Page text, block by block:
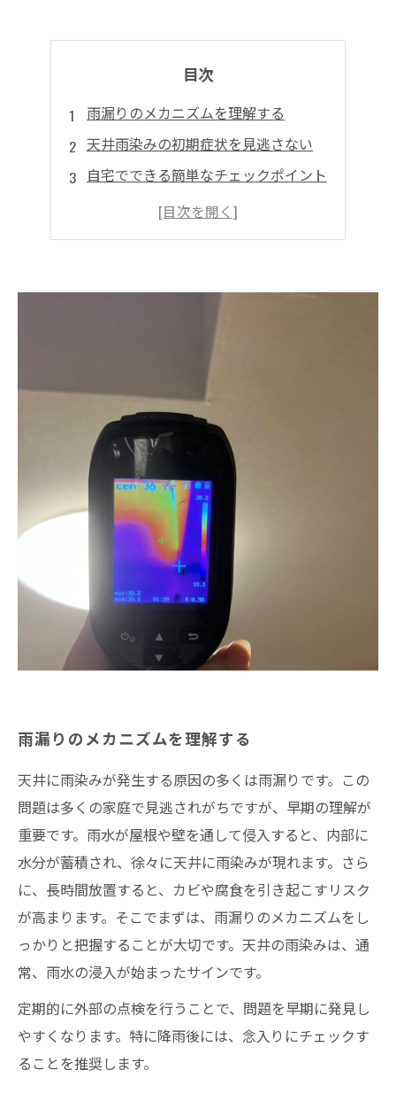
目次
雨漏りのメカニズムを理解する
天井雨染みの初期症状を見逃さない
自宅でできる簡単なチェックポイント
専門家による診断のすすめ
日常生活での雨漏り対策
雨漏りのメカニズムを理解する
天井に雨染みが発生する原因の多くは雨漏りです。この
問題は多くの家庭で見逃されがちですが、早期の理解が
重要です。雨水が屋根や壁を通して侵入すると、内部に
水分が蓄積され、徐々に天井に雨染みが現れます。さら
に、長時間放置すると、カビや腐食を引き起こすリスク
が高まります。そこでまずは、雨漏りのメカニズムをし
っかりと把握することが大切です。天井の雨染みは、通
常、雨水の浸入が始まったサインです。
定期的に外部の点検を行うことで、問題を早期に発見し
やすくなります。特に降雨後には、念入りにチェックす
ることを推奨します。